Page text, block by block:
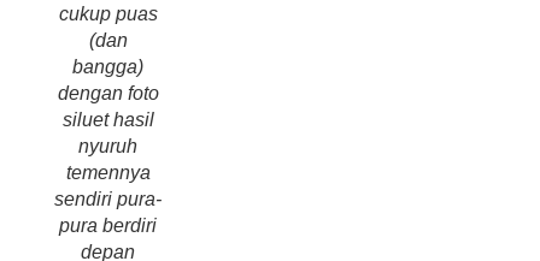
cukup puas
(dan
bangga)
dengan foto
siluet hasil
nyuruh
temennya
sendiri pura-
pura berdiri
depan